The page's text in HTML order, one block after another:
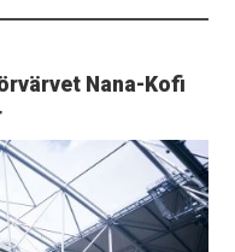
Nana-Kofi